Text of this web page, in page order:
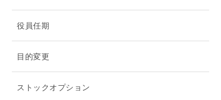
役員任期
目的変更
ストックオプション